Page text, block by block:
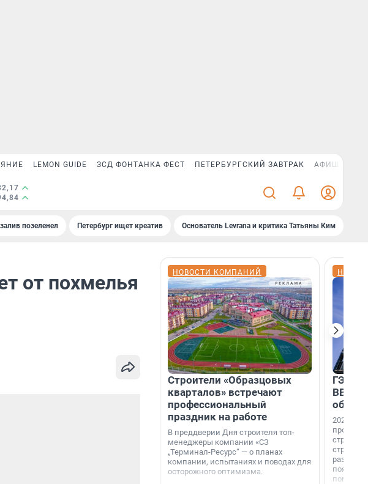
LEMON GUIDE ЗСД ФОНТАНКА ФЕСТ ПЕТЕРБУРГСКИЙ ЗАВТРАК АФИША PLUS
позеленел Петербург ищет креатив Основатель Levrana и критика Татьяны Ким
от похмелья
НОВОСТИ КОМПАНИЙ
Строители «Образцовых
кварталов» встречают
профессиональный
праздник на работе
В преддверии Дня строителя топ-
менеджеры компании «СЗ
„Терминал-Ресурс“ — о планах
компании, испытаниях и поводах для
осторожного оптимизма.
ГЭС,
ВВП: в
об
2026-й —
раз. В